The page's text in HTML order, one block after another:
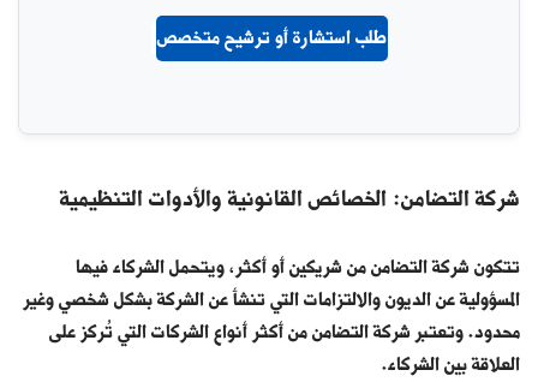
طلب استشارة أو ترشيح متخصص
شركة التضامن: الخصائص القانونية والأدوات التنظيمية
تتكون شركة التضامن من شريكين أو أكثر، ويتحمل الشركاء فيها
المسؤولية عن الديون والالتزامات التي تنشأ عن الشركة بشكل شخصي وغير
محدود. وتعتبر شركة التضامن من أكثر أنواع الشركات التي تُركز على
العلاقة بين الشركاء.